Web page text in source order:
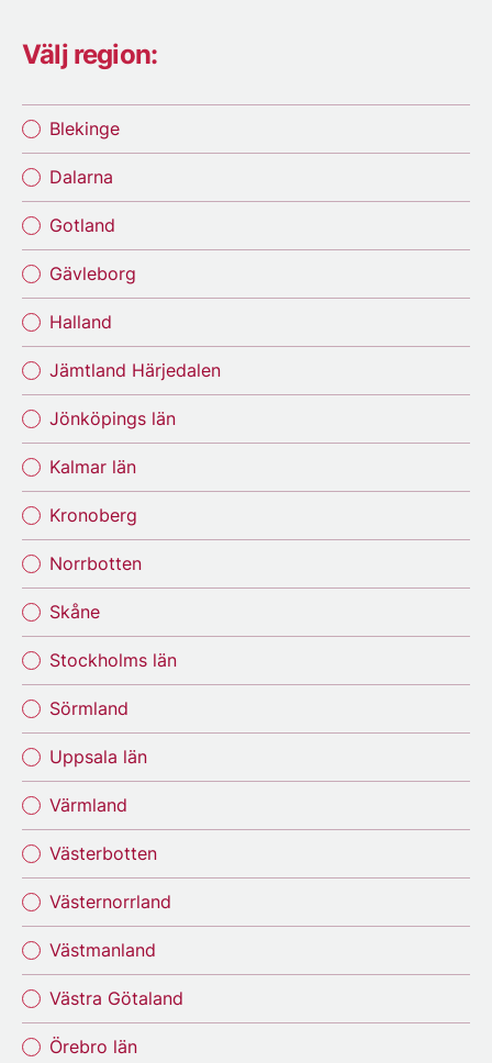
Välj region:
Blekinge
Dalarna
Gotland
Gävleborg
Halland
Jämtland Härjedalen
Jönköpings län
Kalmar län
Kronoberg
Norrbotten
Skåne
Stockholms län
Sörmland
Uppsala län
Värmland
Västerbotten
Västernorrland
Västmanland
Västra Götaland
Örebro län